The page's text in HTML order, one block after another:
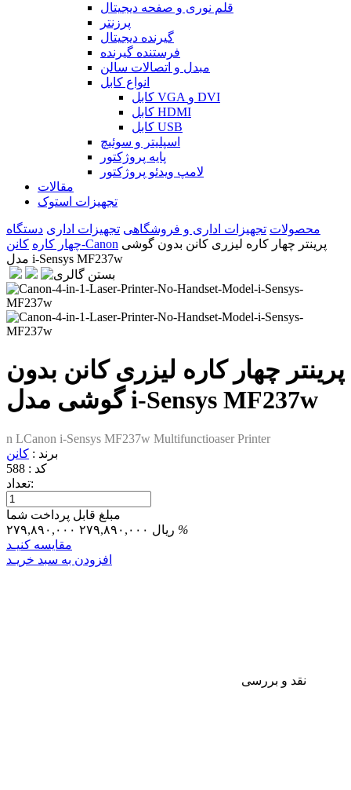
قلم نوری و صفحه دیجیتال
پرزنتر
گیرنده دیجیتال
فرستنده گیرنده
مبدل و اتصالات سالن
انواع کابل
کابل VGA و DVI
کابل HDMI
کابل USB
اسپلیتر و سوئیچ
پایه پروژکتور
لامپ ویدئو پروژکتور
مقالات
تجهیزات استوک
محصولات تجهیزات اداری و فروشگاهی تجهیزات اداری دستگاه
چهار کارهکانن-Canon پرینتر چهار کاره لیزری کانن بدون گوشی
مدل i-Sensys MF237w
پرینتر چهار کاره لیزری کانن بدون
گوشی مدل i-Sensys MF237w
n LCanon i-Sensys MF237w Multifunctioaser Printer
برند : کانن
کد : 588
تعداد:
مبلغ قابل پرداخت شما
۲۷۹,۸۹۰,۰۰۰ ریال ۲۷۹,۸۹۰,۰۰۰
%
مقایسه کنیـد
افزودن به سبد خریـد
نقد و بررسی